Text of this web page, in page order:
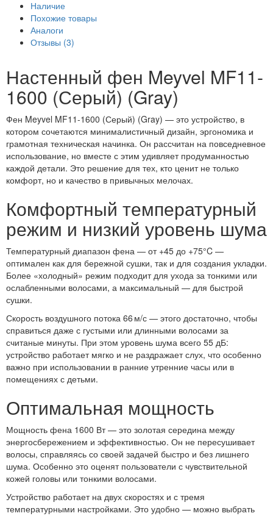
Наличие
Похожие товары
Аналоги
Отзывы (3)
Настенный фен Meyvel MF11-
1600 (Серый) (Gray)
Фен Meyvel MF11-1600 (Серый) (Gray) — это устройство, в
котором сочетаются минималистичный дизайн, эргономика и
грамотная техническая начинка. Он рассчитан на повседневное
использование, но вместе с этим удивляет продуманностью
каждой детали. Это решение для тех, кто ценит не только
комфорт, но и качество в привычных мелочах.
Комфортный температурный
режим и низкий уровень шума
Температурный диапазон фена — от +45 до +75°C —
оптимален как для бережной сушки, так и для создания укладки.
Более «холодный» режим подходит для ухода за тонкими или
ослабленными волосами, а максимальный — для быстрой
сушки.
Скорость воздушного потока 66 м/с — этого достаточно, чтобы
справиться даже с густыми или длинными волосами за
считаные минуты. При этом уровень шума всего 55 дБ:
устройство работает мягко и не раздражает слух, что особенно
важно при использовании в ранние утренние часы или в
помещениях с детьми.
Оптимальная мощность
Мощность фена 1600 Вт — это золотая середина между
энергосбережением и эффективностью. Он не пересушивает
волосы, справляясь со своей задачей быстро и без лишнего
шума. Особенно это оценят пользователи с чувствительной
кожей головы или тонкими волосами.
Устройство работает на двух скоростях и с тремя
температурными настройками. Это удобно — можно выбрать